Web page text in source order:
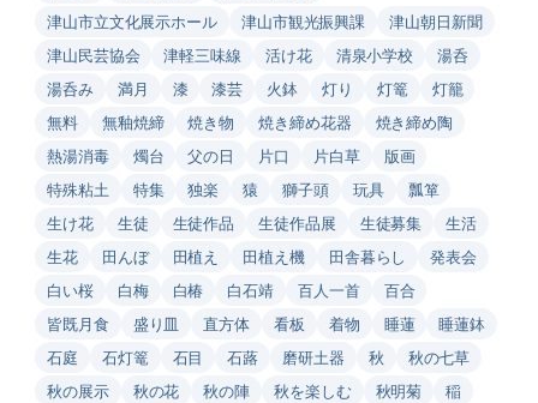
津山市立文化展示ホール
津山市観光振興課
津山朝日新聞
津山民芸協会
津軽三味線 活け花 清泉小学校
湯呑
湯呑み
満月 漆 漆芸 火鉢 灯り 灯篭
灯籠
無料
無釉焼締 焼き物 焼き締め花器
焼き締め陶
熱湯消毒
燭台 父の日 片口 片白草
版画
特殊粘土
特集 独楽 猿 獅子頭 玩具
瓢箪
生け花
生徒 生徒作品 生徒作品展 生徒募集
生活
生花
田んぼ 田植え 田植え機 田舎暮らし
発表会
白い桜
白梅 白椿 白石靖 百人一首
百合
皆既月食
盛り皿 直方体 看板 着物 睡蓮
睡蓮鉢
石庭
石灯篭 石目 石蕗 磨研土器 秋
秋の七草
秋の展示
秋の花 秋の陣 秋を楽しむ 秋明菊
稲